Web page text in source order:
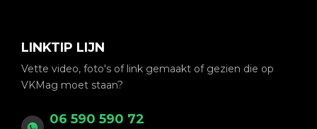
LINKTIP LIJN
Vette video, foto's of link gemaakt of gezien die op
VKMag moet staan?
06 590 590 72